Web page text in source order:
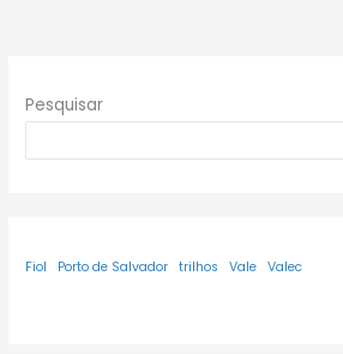
Pesquisar
Fiol Porto de Salvador trilhos Vale Valec